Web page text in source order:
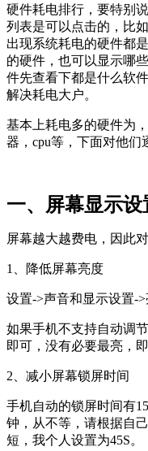
硬件耗电排行，要特别
列表是可以点击的，比
出现系统耗电的硬件都
的硬件，也可以显示哪
件先查看下都是什么软
解决耗电大户。
基本上耗电多的硬件为
器，cpu等，下面对他们
一、屏幕显示设
屏幕越大越费电，因此
1、降低屏幕亮度
设置->声音和显示设置-
如果手机不支持自动调
即可，没有必要最亮，
2、减小屏幕锁屏时间
手机自动的锁屏时间有
钟，从不等，请根据自
短，我个人设置为45S。